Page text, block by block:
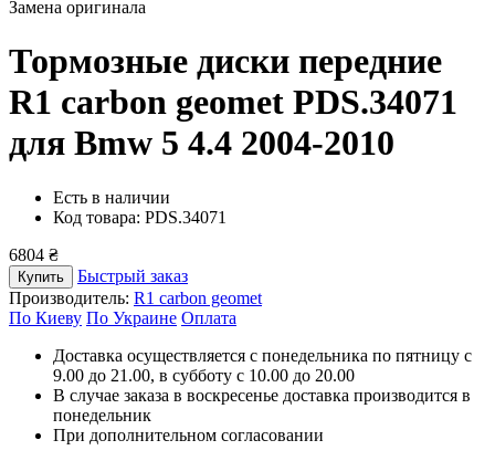
Замена оригинала
Тормозные диски передние
R1 carbon geomet PDS.34071
для Bmw 5 4.4 2004-2010
Есть в наличии
Код товара: PDS.34071
6804 ₴
Купить
Быстрый заказ
Производитель: R1 carbon geomet
По Киеву По Украине Оплата
Доставка осуществляется с понедельника по пятницу с
9.00 до 21.00, в субботу с 10.00 до 20.00
В случае заказа в воскресенье доставка производится в
понедельник
При дополнительном согласовании